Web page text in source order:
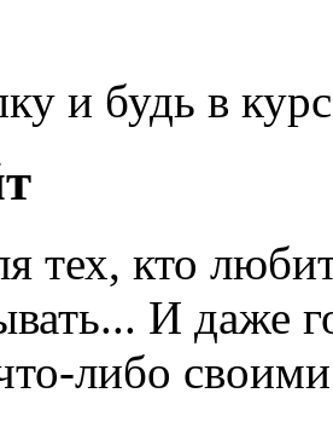
и будь в
тех, кто
И даже
либо